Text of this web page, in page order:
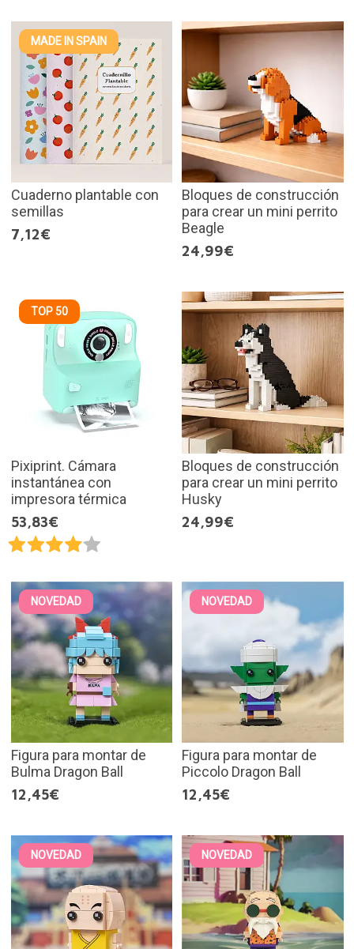
MADE IN SPAIN
Cuaderno plantable con
semillas
7,12€
Bloques de construcción
para crear un mini perrito
Beagle
24,99€
TOP 50
Pixiprint. Cámara
instantánea con
impresora térmica
53,83€
Bloques de construcción
para crear un mini perrito
Husky
24,99€
NOVEDAD
Figura para montar de
Bulma Dragon Ball
12,45€
NOVEDAD
Figura para montar de
Piccolo Dragon Ball
12,45€
NOVEDAD NOVEDAD